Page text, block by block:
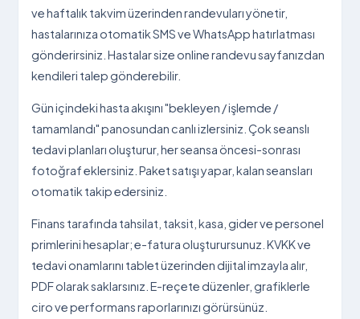
ve haftalık takvim üzerinden randevuları yönetir,
hastalarınıza otomatik SMS ve WhatsApp hatırlatması
gönderirsiniz. Hastalar size online randevu sayfanızdan
kendileri talep gönderebilir.
Gün içindeki hasta akışını "bekleyen / işlemde /
tamamlandı" panosundan canlı izlersiniz. Çok seanslı
tedavi planları oluşturur, her seansa öncesi-sonrası
fotoğraf eklersiniz. Paket satışı yapar, kalan seansları
otomatik takip edersiniz.
Finans tarafında tahsilat, taksit, kasa, gider ve personel
primlerini hesaplar; e-fatura oluşturursunuz. KVKK ve
tedavi onamlarını tablet üzerinden dijital imzayla alır,
PDF olarak saklarsınız. E-reçete düzenler, grafiklerle
ciro ve performans raporlarınızı görürsünüz.